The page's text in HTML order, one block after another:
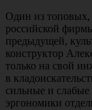
Один из топовых,
российской
предыдущей,
конструктор
только на свой
в
сильные и
эргономики